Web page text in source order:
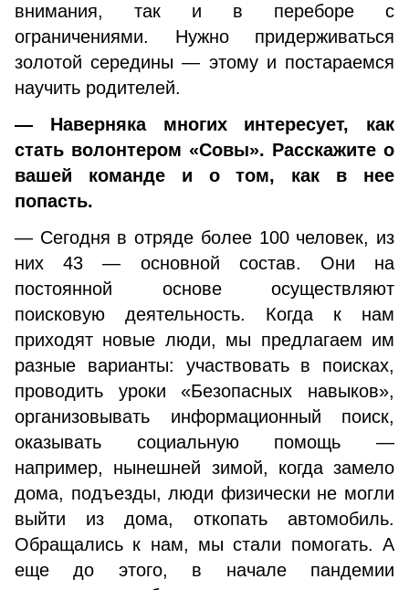
внимания, так и в переборе с
ограничениями. Нужно придерживаться
золотой середины — этому и постараемся
научить родителей.
— Наверняка многих интересует, как
стать волонтером «Совы». Расскажите о
вашей команде и о том, как в нее
попасть.
— Сегодня в отряде более 100 человек, из
них 43 — основной состав. Они на
постоянной основе осуществляют
поисковую деятельность. Когда к нам
приходят новые люди, мы предлагаем им
разные варианты: участвовать в поисках,
проводить уроки «Безопасных навыков»,
организовывать информационный поиск,
оказывать социальную помощь —
например, нынешней зимой, когда замело
дома, подъезды, люди физически не могли
выйти из дома, откопать автомобиль.
Обращались к нам, мы стали помогать. А
еще до этого, в начале пандемии